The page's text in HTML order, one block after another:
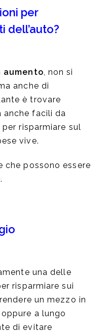
per
dell’auto?
aumento, non si
anche di
è trovare
anche facili da
risparmiare sul
vive.
che possono essere
una delle
risparmiare sui
un mezzo in
a lungo
di evitare